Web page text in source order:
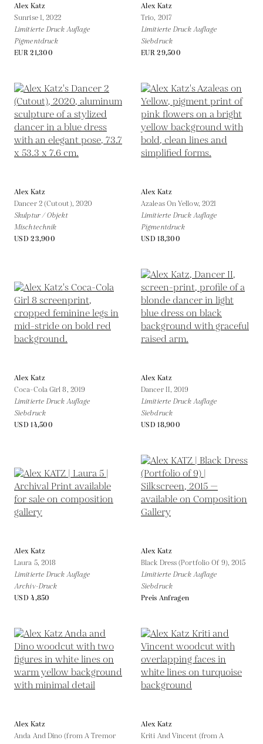
Alex Katz
Sunrise 1,2022
Limitierte Druck Auflage
Pigmentdruck
EUR 21,300
Alex Katz
Trio, 2017
Limitierte Druck Auflage
Siebdruck
EUR 29,500
Alex Katz
Dancer 2 (Cutout), 2020
Skulptur / Objekt
Mischtechnik
USD 23,900
Alex Katz
Azaleas On Yellow, 2021
Limitierte Druck Auflage
Pigmentdruck
USD 18,300
Alex Katz
Coca-Cola Girl 8, 2019
Limitierte Druck Auflage
Siebdruck
USD 14,500
Alex Katz
Dancer II,2019
Limitierte Druck Auflage
Siebdruck
USD 18,900
Alex Katz
Laura 5, 2018
Limitierte Druck Auflage
Archiv-Druck
USD 4,850
Alex Katz
Black Dress (Portfolio Of 9),2015
Limitierte Druck Auflage
Siebdruck
Preis Anfragen
Alex Katz
Anda And Dino (from A Tremor
Alex Katz
Kriti And Vincent (from A